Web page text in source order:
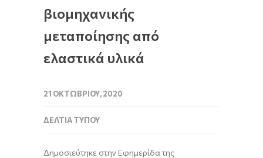
βιομηχανικής
μεταποίησης από
ελαστικά υλικά
21 ΟΚΤΩΒΡΊΟΥ, 2020
ΔΕΛΤΊΑ ΤΎΠΟΥ
Δημοσιεύτηκε στην Εφημερίδα της